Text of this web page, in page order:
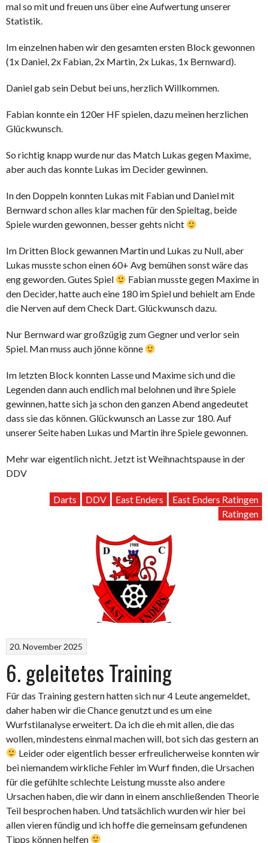
mal so mit und freuen uns über eine Aufwertung unserer
Statistik.
Im einzelnen haben wir den gesamten ersten Block gewonnen
(1x Daniel, 2x Fabian, 2x Martin, 2x Lukas, 1x Bernward).
Daniel gab sein Debut bei uns, herzlich Willkommen.
Fabian konnte ein 120er HF spielen, dazu meinen herzlichen
Glückwunsch.
So richtig knapp wurde nur das Match Lukas gegen Maxime,
aber auch das konnte Lukas im Decider gewinnen.
In den Doppeln konnten Lukas mit Fabian und Daniel mit
Bernward schon alles klar machen für den Spieltag, beide
Spiele wurden gewonnen, besser gehts nicht
Im Dritten Block gewannen Martin und Lukas zu Null, aber
Lukas musste schon einen 60+ Avg bemühen sonst wäre das
eng geworden. Gutes Spiel
Fabian musste gegen Maxime in
den Decider, hatte auch eine 180 im Spiel und behielt am Ende
die Nerven auf dem Check Dart. Glückwunsch dazu.
Nur Bernward war großzügig zum Gegner und verlor sein
Spiel. Man muss auch jönne könne
Im letzten Block konnten Lasse und Maxime sich und die
Legenden dann auch endlich mal belohnen und ihre Spiele
gewinnen, hatte sich ja schon den ganzen Abend angedeutet
dass sie das können. Glückwunsch an Lasse zur 180. Auf
unserer Seite haben Lukas und Martin ihre Spiele gewonnen.
Mehr war eigentlich nicht. Jetzt ist Weihnachtspause in der
DDV
Darts DDV East Enders
East Enders Ratingen
Ratingen
20. November 2025
6. geleitetes Training
Für das Training gestern hatten sich nur 4 Leute angemeldet,
daher haben wir die Chance genutzt und es um eine
Wurfstilanalyse erweitert. Da ich die eh mit allen, die das
wollen, mindestens einmal machen will, bot sich das gestern an
Leider oder eigentlich besser erfreulicherweise konnten wir
bei niemandem wirkliche Fehler im Wurf finden, die Ursachen
für die gefühlte schlechte Leistung musste also andere
Ursachen haben, die wir dann in einem anschließenden Theorie
Teil besprochen haben. Und tatsächlich wurden wir hier bei
allen vieren fündig und ich hoffe die gemeinsam gefundenen
Tipps können helfen